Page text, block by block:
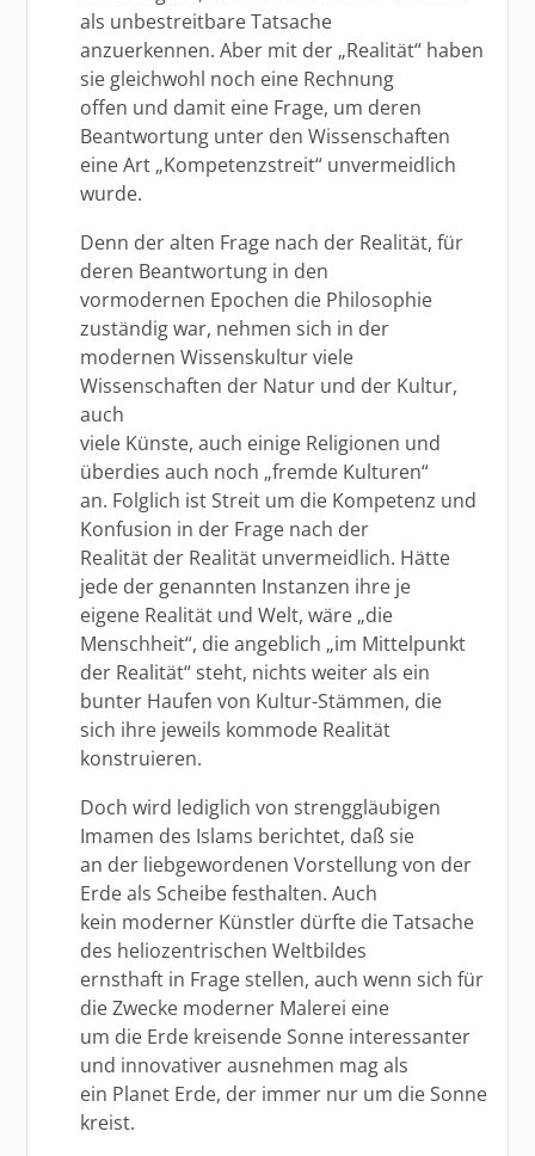
als unbestreitbare Tatsache
anzuerkennen. Aber mit der „Realität“ haben
sie gleichwohl noch eine Rechnung
offen und damit eine Frage, um deren
Beantwortung unter den Wissenschaften
eine Art „Kompetenzstreit“ unvermeidlich
wurde.
Denn der alten Frage nach der Realität, für
deren Beantwortung in den
vormodernen Epochen die Philosophie
zuständig war, nehmen sich in der
modernen Wissenskultur viele
Wissenschaften der Natur und der Kultur,
auch
viele Künste, auch einige Religionen und
überdies auch noch „fremde Kulturen“
an. Folglich ist Streit um die Kompetenz und
Konfusion in der Frage nach der
Realität der Realität unvermeidlich. Hätte
jede der genannten Instanzen ihre je
eigene Realität und Welt, wäre „die
Menschheit“, die angeblich „im Mittelpunkt
der Realität“ steht, nichts weiter als ein
bunter Haufen von Kultur-Stämmen, die
sich ihre jeweils kommode Realität
konstruieren.
Doch wird lediglich von strenggläubigen
Imamen des Islams berichtet, daß sie
an der liebgewordenen Vorstellung von der
Erde als Scheibe festhalten. Auch
kein moderner Künstler dürfte die Tatsache
des heliozentrischen Weltbildes
ernsthaft in Frage stellen, auch wenn sich für
die Zwecke moderner Malerei eine
um die Erde kreisende Sonne interessanter
und innovativer ausnehmen mag als
ein Planet Erde, der immer nur um die Sonne
kreist.